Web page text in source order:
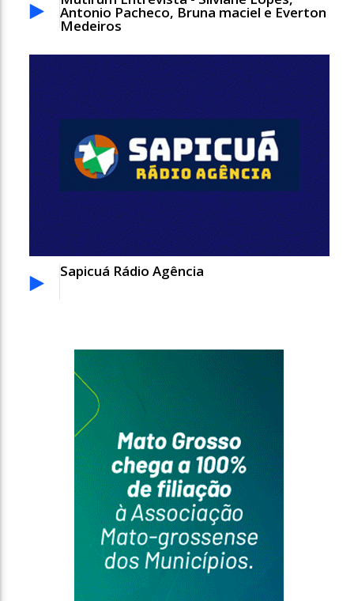
Antonio Pacheco, Bruna maciel e Everton
Medeiros
Sapicuá Rádio Agência